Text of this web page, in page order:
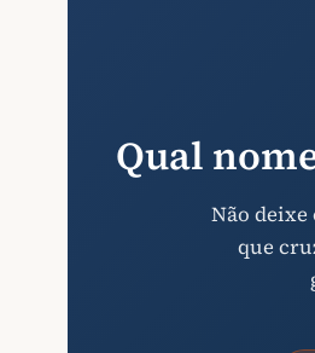
Qual
Não
que